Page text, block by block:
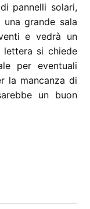
pannelli solari,
grande sala
e vedrà un
lettera si chiede
per eventuali
la mancanza di
un buon